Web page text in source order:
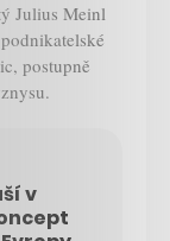
Julius Meinl
postupně
v